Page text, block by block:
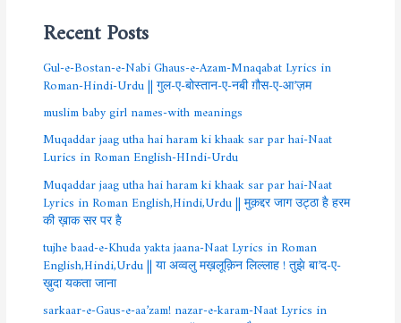
Recent Posts
Gul-e-Bostan-e-Nabi Ghaus-e-Azam-Mnaqabat Lyrics in
Roman-Hindi-Urdu || गुल-ए-बोस्तान-ए-नबी ग़ौस-ए-आ’ज़म
muslim baby girl names-with meanings
Muqaddar jaag utha hai haram ki khaak sar par hai-Naat
Lurics in Roman English-HIndi-Urdu
Muqaddar jaag utha hai haram ki khaak sar par hai-Naat
Lyrics in Roman English,Hindi,Urdu || मुक़द्दर जाग उट्ठा है हरम
की ख़ाक सर पर है
tujhe baad-e-Khuda yakta jaana-Naat Lyrics in Roman
English,Hindi,Urdu || या अव्वलु मख़लूक़िन लिल्लाह ! तुझे बा’द-ए-
ख़ुदा यकता जाना
sarkaar-e-Gaus-e-aa’zam! nazar-e-karam-Naat Lyrics in